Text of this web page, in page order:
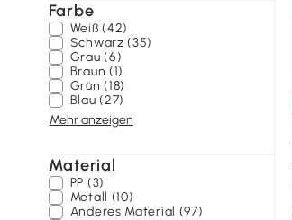
Farbe
Weiß (42)
Schwarz (35)
Grau (6)
Braun (1)
Grün (18)
Blau (27)
Mehr anzeigen
Material
PP (3)
Metall (10)
Anderes Material (97)